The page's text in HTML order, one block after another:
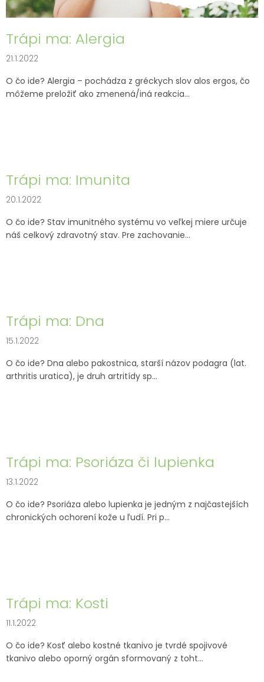
o
Trápi ma: Alergia
21.1.2022
O čo ide? Alergia – pochádza z gréckych slov alos ergos, čo
môžeme preložiť ako zmenená/iná reakcia...
Trápi ma: Imunita
20.1.2022
O čo ide? Stav imunitného systému vo veľkej miere určuje
náš celkový zdravotný stav. Pre zachovanie...
Trápi ma: Dna
15.1.2022
O čo ide? Dna alebo pakostnica, starší názov podagra (lat.
arthritis uratica), je druh artritídy sp...
Trápi ma: Psoriáza či lupienka
13.1.2022
O čo ide? Psoriáza alebo lupienka je jedným z najčastejších
chronických ochorení kože u ľudí. Pri p...
Trápi ma: Kosti
11.1.2022
O čo ide? Kosť alebo kostné tkanivo je tvrdé spojivové
tkanivo alebo oporný orgán sformovaný z toht...